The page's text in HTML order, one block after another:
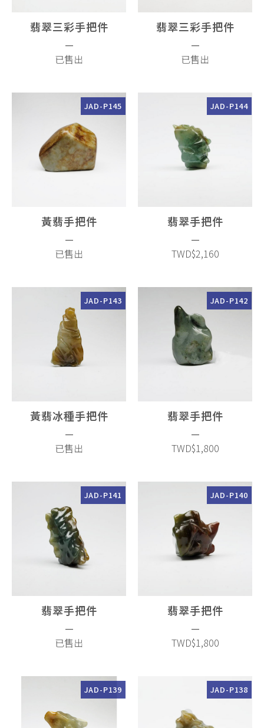
翡翠三彩手把件
—
已售出
翡翠三彩手把件
—
已售出
黃翡手把件
JAD-P145
—
已售出
翡翠手把件
JAD-P144
—
TWD$2,160
黃翡冰種手把件
JAD-P143
—
已售出
翡翠手把件
JAD-P142
—
TWD$1,800
翡翠手把件
JAD-P141
—
已售出
翡翠手把件
JAD-P140
—
TWD$1,800
JAD-P139 JAD-P138